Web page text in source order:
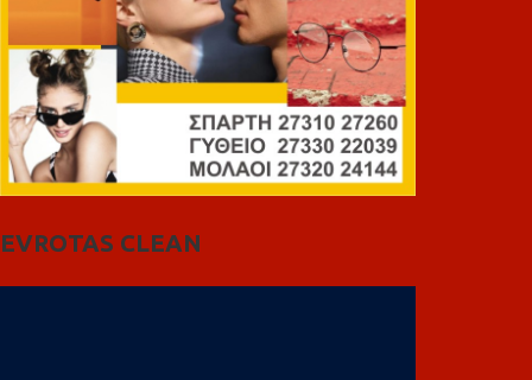
EVROTAS CLEAN